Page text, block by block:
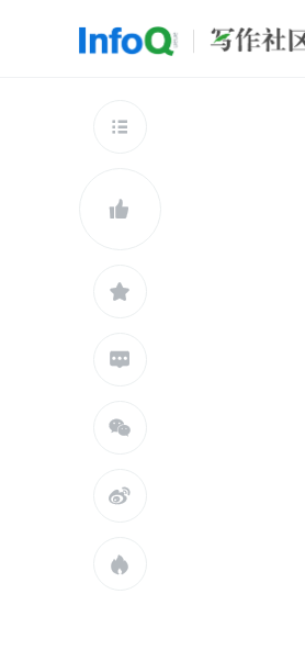
查看更多






